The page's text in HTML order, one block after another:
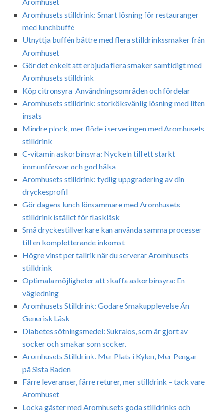
Aromhusets stilldrink: Smart lösning för restauranger
med lunchbuffé
Utnyttja buffén bättre med flera stilldrinkssmaker från
Aromhuset
Gör det enkelt att erbjuda flera smaker samtidigt med
Aromhusets stilldrink
Köp citronsyra: Användningsområden och fördelar
Aromhusets stilldrink: storköksvänlig lösning med liten
insats
Mindre plock, mer flöde i serveringen med Aromhusets
stilldrink
C-vitamin askorbinsyra: Nyckeln till ett starkt
immunförsvar och god hälsa
Aromhusets stilldrink: tydlig uppgradering av din
dryckesprofil
Gör dagens lunch lönsammare med Aromhusets
stilldrink istället för flaskläsk
Små dryckestillverkare kan använda samma processer
till en kompletterande inkomst
Högre vinst per tallrik när du serverar Aromhusets
stilldrink
Optimala möjligheter att skaffa askorbinsyra: En
vägledning
Aromhusets Stilldrink: Godare Smakupplevelse Än
Generisk Läsk
Diabetes sötningsmedel: Sukralos, som är gjort av
socker och smakar som socker.
Aromhusets Stilldrink: Mer Plats i Kylen, Mer Pengar
på Sista Raden
Färre leveranser, färre returer, mer stilldrink – tack vare
Aromhuset
Locka gäster med Aromhusets goda stilldrinks och